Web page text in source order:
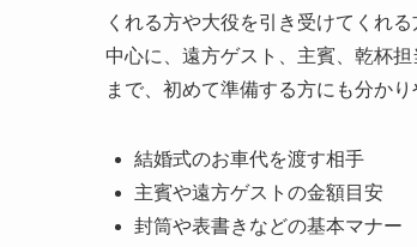
くれる方や大役を引き受けてくれ
中心に、遠方ゲスト、主賓、乾杯
まで、初めて準備する方にも分かり
結婚式のお車代を渡す相手
主賓や遠方ゲストの金額目安
封筒や表書きなどの基本マナー